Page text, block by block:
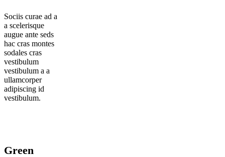
Sociis curae ad a
a scelerisque
augue ante seds
hac cras montes
sodales cras
vestibulum
vestibulum a a
ullamcorper
adipiscing id
vestibulum.
Green